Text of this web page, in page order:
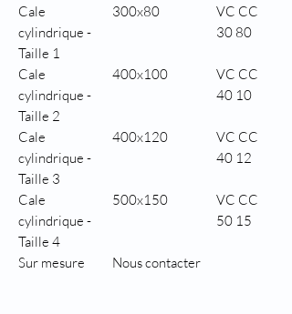
Cale
cylindrique -
Taille 1
300x80
VC CC
30 80
Cale
cylindrique -
Taille 2
400x100
VC CC
40 10
Cale
cylindrique -
Taille 3
400x120
VC CC
40 12
Cale
cylindrique -
Taille 4
500x150
VC CC
50 15
Sur mesure Nous contacter